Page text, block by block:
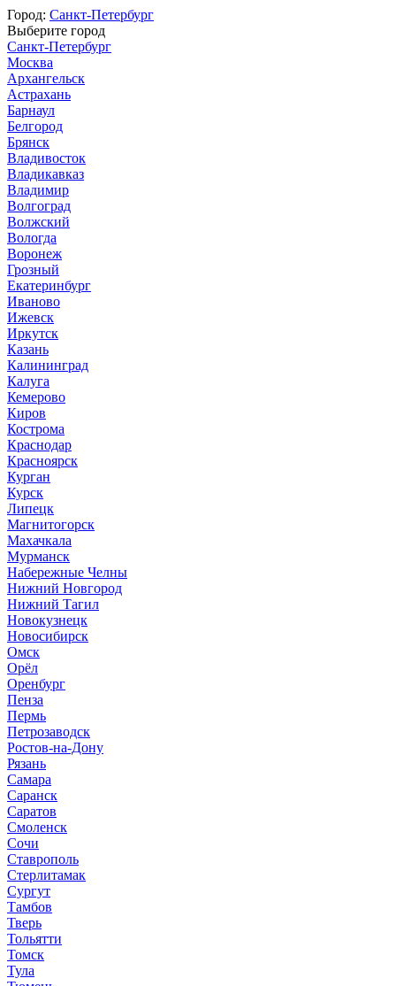
Город: Санкт-Петербург
Выберите город
Санкт-Петербург
Москва
Архангельск
Астрахань
Барнаул
Белгород
Брянск
Владивосток
Владикавказ
Владимир
Волгоград
Волжский
Вологда
Воронеж
Грозный
Екатеринбург
Иваново
Ижевск
Иркутск
Казань
Калининград
Калуга
Кемерово
Киров
Кострома
Краснодар
Красноярск
Курган
Курск
Липецк
Магнитогорск
Махачкала
Мурманск
Набережные Челны
Нижний Новгород
Нижний Тагил
Новокузнецк
Новосибирск
Омск
Орёл
Оренбург
Пенза
Пермь
Петрозаводск
Ростов-на-Дону
Рязань
Самара
Саранск
Саратов
Смоленск
Сочи
Ставрополь
Стерлитамак
Сургут
Тамбов
Тверь
Тольятти
Томск
Тула